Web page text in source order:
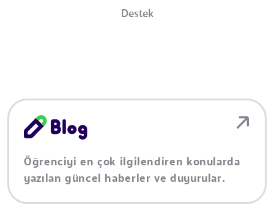
Destek
Öğrenciyi en çok ilgilendiren konularda
yazılan güncel haberler ve duyurular.